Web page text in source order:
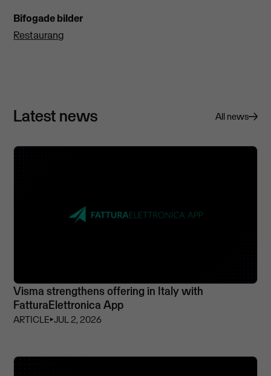
Bifogade bilder
Restaurang
Latest news All news
Visma strengthens offering in Italy with
FatturaElettronica App
ARTICLE⏵JUL 2, 2026